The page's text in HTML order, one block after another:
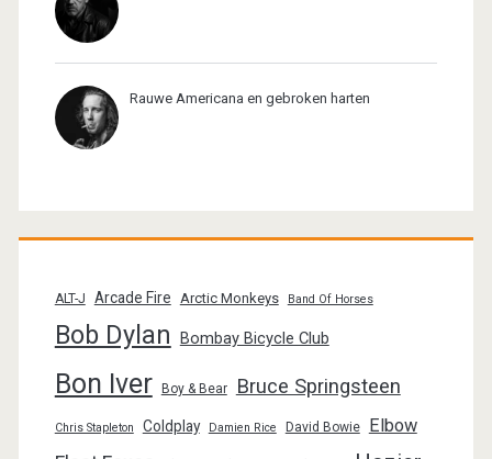
Rauwe Americana en gebroken harten
ALT-J Arcade Fire Arctic Monkeys Band Of Horses
Bob Dylan Bombay Bicycle Club
Bon Iver Boy & Bear Bruce Springsteen
Chris Stapleton Coldplay Damien Rice David Bowie Elbow